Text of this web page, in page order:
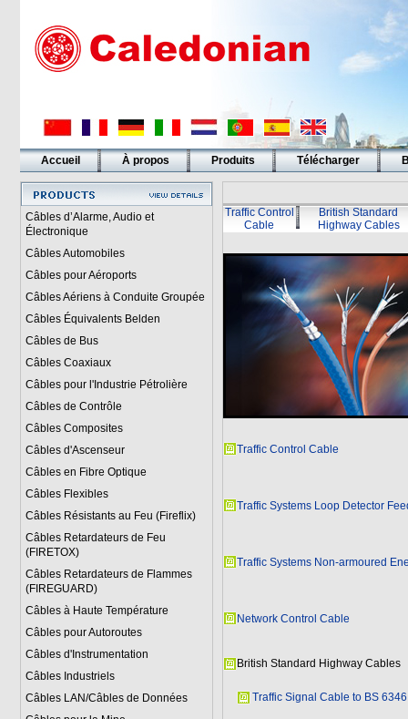
Accueil À propos Produits Télécharger
Liens
Câbles d’Alarme, Audio et
Électronique
Câbles Automobiles
Câbles pour Aéroports
Câbles Aériens à Conduite Groupée
Câbles Équivalents Belden
Câbles de Bus
Câbles Coaxiaux
Câbles pour l'Industrie Pétrolière
Câbles de Contrôle
Câbles Composites
Câbles d'Ascenseur
Câbles en Fibre Optique
Câbles Flexibles
Câbles Résistants au Feu (Fireflix)
Câbles Retardateurs de Feu
(FIRETOX)
Câbles Retardateurs de Flammes
(FIREGUARD)
Câbles à Haute Température
Câbles pour Autoroutes
Câbles d'Instrumentation
Câbles Industriels
Câbles LAN/Câbles de Données
Traffic Control
Cable
British Standard
Highway Cables
Traffic Control Cable
Traffic Systems Loop Detector
Traffic Systems Non-armoured
Network Control Cable
British Standard Highway Cables
Traffic Signal Cable to BS 6346